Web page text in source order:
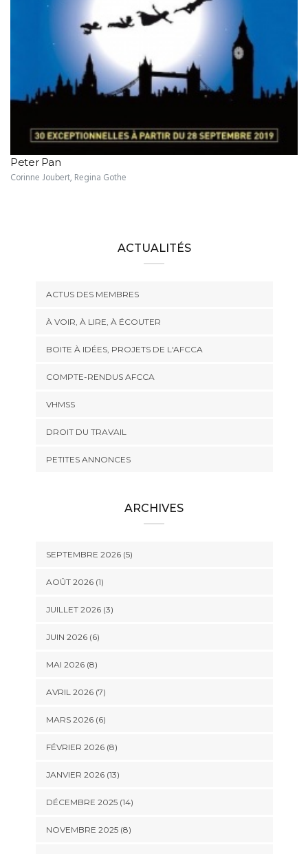
Peter Pan
Corinne Joubert, Regina Gothe
ACTUALITÉS
ACTUS DES MEMBRES
À VOIR, À LIRE, À ÉCOUTER
BOITE À IDÉES, PROJETS DE L'AFCCA
COMPTE-RENDUS AFCCA
VHMSS
DROIT DU TRAVAIL
PETITES ANNONCES
ARCHIVES
SEPTEMBRE 2026 (5)
AOÛT 2026 (1)
JUILLET 2026 (3)
JUIN 2026 (6)
MAI 2026 (8)
AVRIL 2026 (7)
MARS 2026 (6)
FÉVRIER 2026 (8)
JANVIER 2026 (13)
DÉCEMBRE 2025 (14)
NOVEMBRE 2025 (8)